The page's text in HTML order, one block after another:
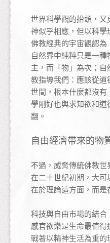
世界科學觀的抬頭，
神似乎相應，但以科
佛教經典的宇宙觀認
自然界中純粹只是一
主，而「物」為次；
教指導我們：應該從
世間，根本什麼都沒
學剛好也與求知欲和
翻。
自由經濟帶來的物
不過，威脅傳統佛教
在二十世紀初期，大
在於理論這方面，而
科技與自由市場的結
感官欲樂是生命最值
戰著以精神生活為重